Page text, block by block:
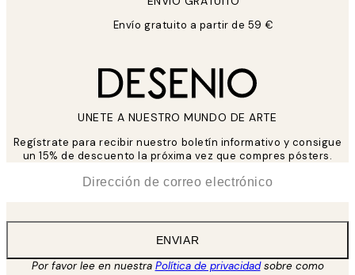
Envío gratuito a partir de 59 €
UNETE A NUESTRO MUNDO DE ARTE
Regístrate para recibir nuestro boletín informativo y consigue
un 15% de descuento la próxima vez que compres pósters.
ENVIAR
Por favor lee en nuestra Política de privacidadsobre como